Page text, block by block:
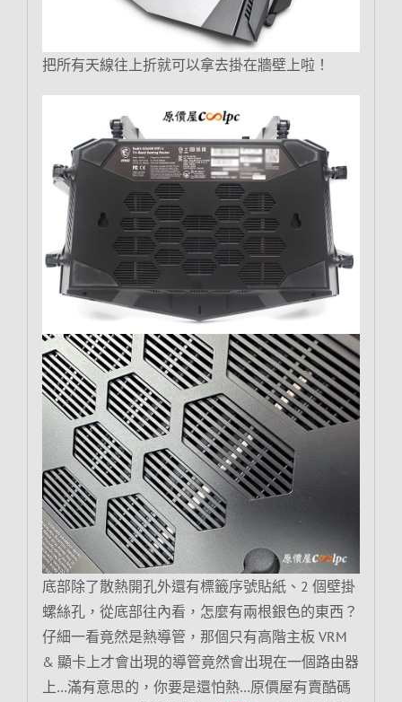
把所有天線往上折就可以拿去掛在牆壁上啦！
底部除了散熱開孔外還有標籤序號貼紙、2 個壁掛
螺絲孔，從底部往內看，怎麼有兩根銀色的東西？
仔細一看竟然是熱導管，那個只有高階主板 VRM
& 顯卡上才會出現的導管竟然會出現在一個路由器
上…滿有意思的，你要是還怕熱…原價屋有賣酷碼